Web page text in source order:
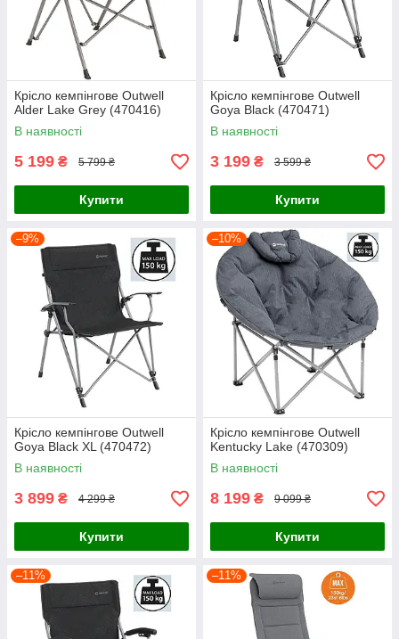
Крісло кемпінгове Outwell
Alder Lake Grey (470416)
В наявності
5 199 ₴ 5 799 ₴
Купити
Крісло кемпінгове Outwell
Goya Black (470471)
В наявності
3 199 ₴ 3 599 ₴
Купити
–9%
Крісло кемпінгове Outwell
Goya Black XL (470472)
В наявності
3 899 ₴ 4 299 ₴
Купити
–10%
Крісло кемпінгове Outwell
Kentucky Lake (470309)
В наявності
8 199 ₴ 9 099 ₴
Купити
–11% –11%